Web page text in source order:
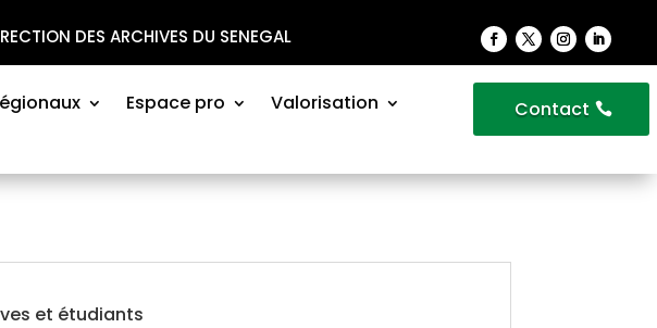
DES ARCHIVES DU SENEGAL
Espace pro
Valorisation
Contact
et étudiants